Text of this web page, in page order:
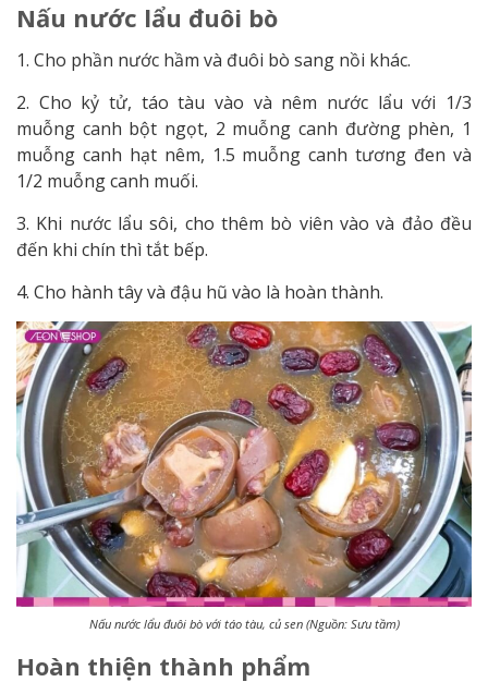
Nấu nước lẩu đuôi bò
1. Cho phần nước hầm và đuôi bò sang nồi khác.
2. Cho kỷ tử, táo tàu vào và nêm nước lẩu với 1/3
muỗng canh bột ngọt, 2 muỗng canh đường phèn, 1
muỗng canh hạt nêm, 1.5 muỗng canh tương đen và
1/2 muỗng canh muối.
3. Khi nước lẩu sôi, cho thêm bò viên vào và đảo đều
đến khi chín thì tắt bếp.
4. Cho hành tây và đậu hũ vào là hoàn thành.
Nấu nước lẩu đuôi bò với táo tàu, củ sen (Nguồn: Sưu tầm)
Hoàn thiện thành phẩm